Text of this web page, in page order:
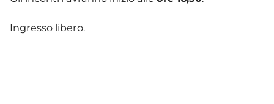
Ingresso libero.